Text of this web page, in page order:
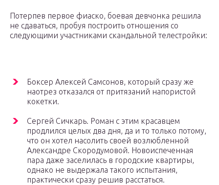
Потерпев первое фиаско, боевая девчонка решила
не сдаваться, пробуя построить отношения со
следующими участниками скандальной телестройки:
Боксер Алексей Самсонов, который сразу же
наотрез отказался от притязаний напористой
кокетки.
Сергей Сичкарь. Роман с этим красавцем
продлился целых два дня, да и то только потому,
что он хотел насолить своей возлюбленной
Александре Скородумовой. Новоиспеченная
пара даже заселилась в городские квартиры,
однако не выдержала такого испытания,
практически сразу решив расстаться.